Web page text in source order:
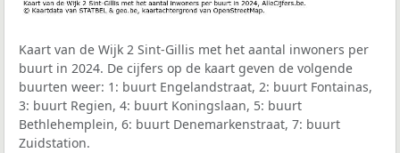
Kaart van de Wijk 2 Sint-Gillis met het aantal inwoners per
buurt in 2024. De cijfers op de kaart geven de volgende
buurten weer: 1: buurt Engelandstraat, 2: buurt Fontainas,
3: buurt Regien, 4: buurt Koningslaan, 5: buurt
Bethlehemplein, 6: buurt Denemarkenstraat, 7: buurt
Zuidstation.